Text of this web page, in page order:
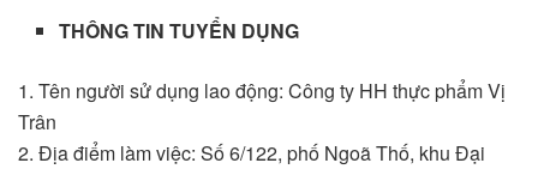
THÔNG TIN TUYỂN DỤNG
1. Tên người sử dụng lao động: Công ty HH thực phẩm Vị
Trân
2. Địa điểm làm việc: Số 6/122, phố Ngoã Thố, khu Đại